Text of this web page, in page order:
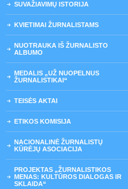
SUVAŽIAVIMŲ ISTORIJA
KVIETIMAI ŽURNALISTAMS
NUOTRAUKA IŠ ŽURNALISTO
ALBUMO
MEDALIS „UŽ NUOPELNUS
ŽURNALISTIKAI“
TEISĖS AKTAI
ETIKOS KOMISIJA
NACIONALINĖ ŽURNALISTŲ
KŪRĖJŲ ASOCIACIJA
PROJEKTAS „ŽURNALISTIKOS
MENAS: KULTŪROS DIALOGAS IR
SKLAIDA“